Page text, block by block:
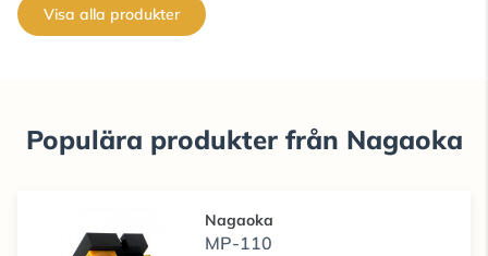
Visa alla produkter
Populära produkter från Nagaoka
Nagaoka
MP-110